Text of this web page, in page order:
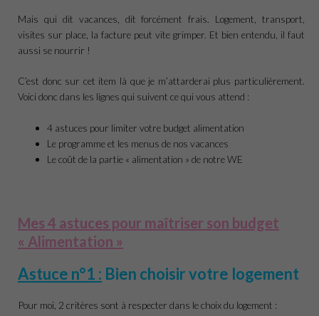
Mais qui dit vacances, dit forcément frais. Logement, transport,
visites sur place, la facture peut vite grimper. Et bien entendu, il faut
aussi se nourrir !
C’est donc sur cet item là que je m’attarderai plus particulièrement.
Voici donc dans les lignes qui suivent ce qui vous attend :
4 astuces pour limiter votre budget alimentation
Le programme et les menus de nos vacances
Le coût de la partie « alimentation » de notre WE
Mes 4 astuces pour maîtriser son budget
« Alimentation »
Astuce n°1 : Bien choisir votre logement
Pour moi, 2 critères sont à respecter dans le choix du logement :